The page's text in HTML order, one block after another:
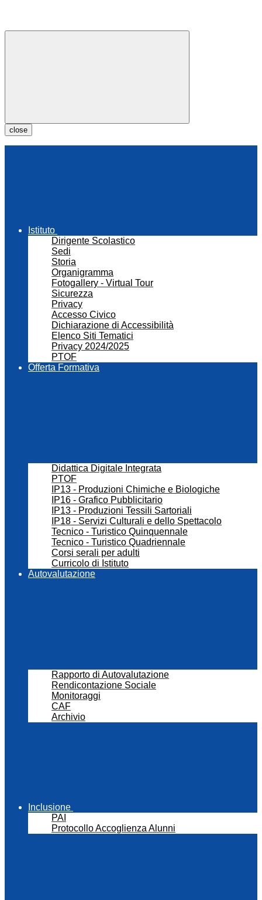
close
Istituto
Dirigente Scolastico
Sedi
Storia
Organigramma
Fotogallery - Virtual Tour
Sicurezza
Privacy
Accesso Civico
Dichiarazione di Accessibilità
Elenco Siti Tematici
Privacy 2024/2025
PTOF
Offerta Formativa
Didattica Digitale Integrata
PTOF
IP13 - Produzioni Chimiche e Biologiche
IP16 - Grafico Pubblicitario
IP13 - Produzioni Tessili Sartoriali
IP18 - Servizi Culturali e dello Spettacolo
Tecnico - Turistico Quinquennale
Tecnico - Turistico Quadriennale
Corsi serali per adulti
Curricolo di Istituto
Autovalutazione
Rapporto di Autovalutazione
Rendicontazione Sociale
Monitoraggi
CAF
Archivio
Inclusione
PAI
Protocollo Accoglienza Alunni